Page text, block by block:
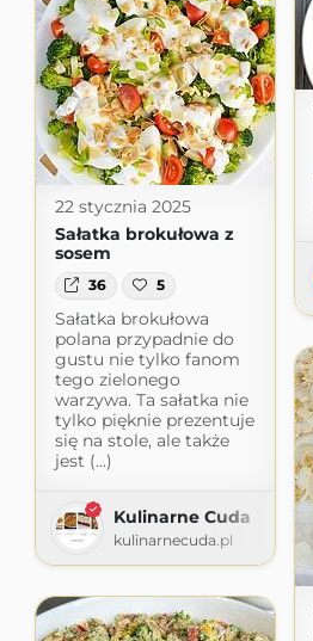
22 stycznia 2025
Sałatka brokułowa z
sosem
36 5
Sałatka brokułowa
polana przypadnie do
gustu nie tylko fanom
tego zielonego
warzywa. Ta sałatka nie
tylko pięknie prezentuje
się na stole, ale także
jest (...)
Kulinarne Cuda
kulinarnecuda.pl